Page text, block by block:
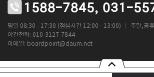
1588-7845, 031-
평일 08:30 - 17:30 (점심시간 12:00 - 13:00)
주말,공
야간전화: 010-3127-7844
이메일: boardpoint@daum.net